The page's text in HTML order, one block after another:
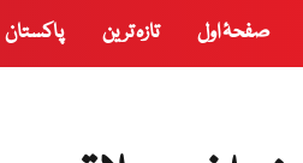
صفحۂ اول تازہ ترین پاکستان